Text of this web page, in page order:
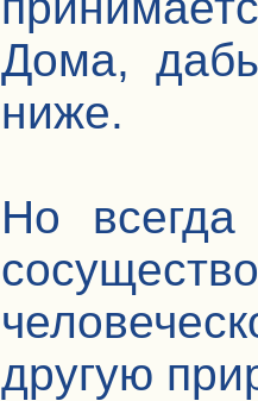
Дома,
ниже.
Но
другую